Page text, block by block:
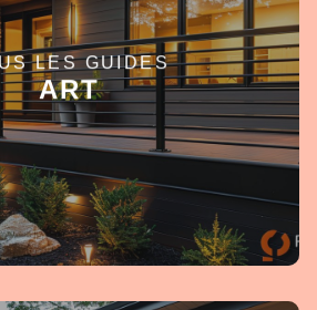
LES GUIDES
ART
EN SAVOIR +